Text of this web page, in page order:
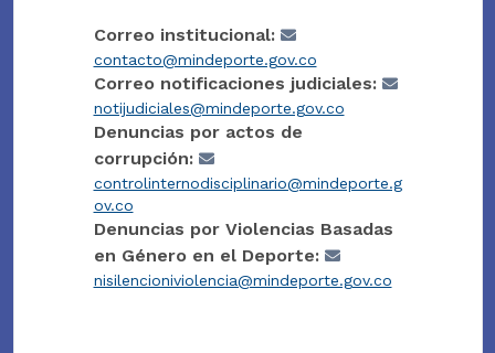
Correo institucional:
contacto@mindeporte.gov.co
Correo notificaciones judiciales:
notijudiciales@mindeporte.gov.co
Denuncias por actos de
corrupción:
controlinternodisciplinario@mindeporte.g
ov.co
Denuncias por Violencias Basadas
en Género en el Deporte:
nisilencioniviolencia@mindeporte.gov.co